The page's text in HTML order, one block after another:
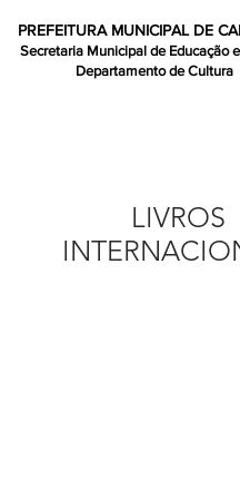
PREFEITURA MUNICIPAL DE
Secretaria Municipal de Educação
Departamento de Cultura
LIVROS